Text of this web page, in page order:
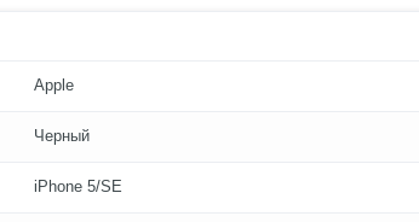
Apple
Черный
iPhone 5/SE